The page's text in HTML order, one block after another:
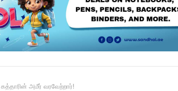
அமீர் வரவேற்றார்!